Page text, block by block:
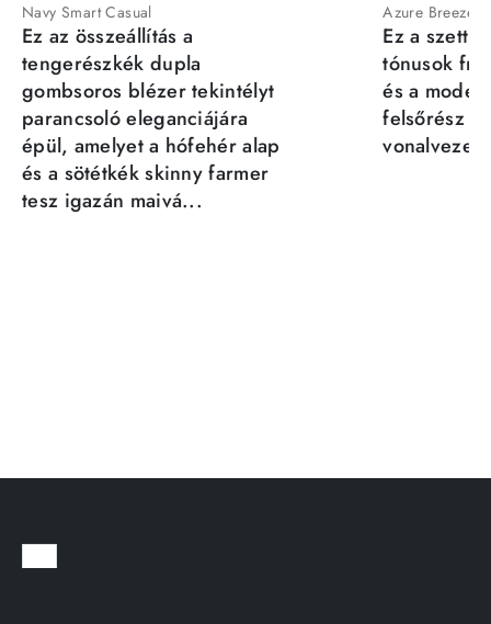
Navy Smart Casual
Ez az összeállítás a
tengerészkék dupla
gombsoros blézer tekintélyt
parancsoló eleganciájára
épül, amelyet a hófehér alap
és a sötétkék skinny farmer
tesz igazán maivá...
Azure Breeze
Ez a szett
tónusok
és a
felsőrész